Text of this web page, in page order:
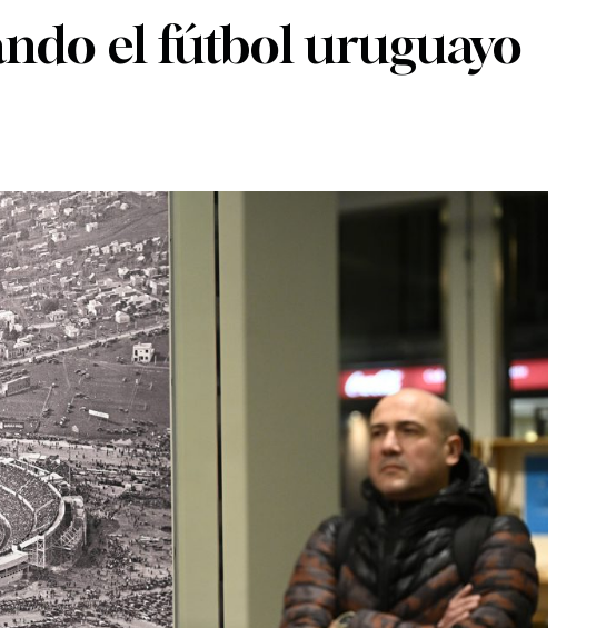
el fútbol uruguayo